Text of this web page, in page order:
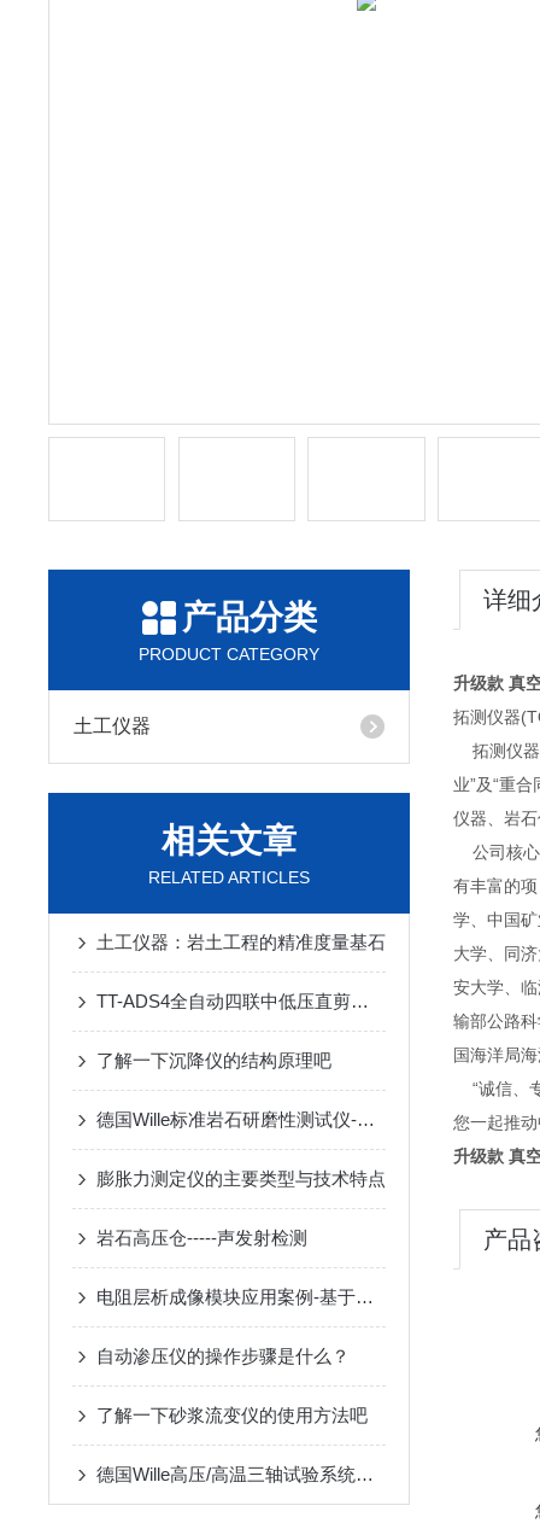
产品分类
PRODUCT CATEGORY
土工仪器
相关文章
RELATED ARTICLES
土工仪器：岩土工程的精准度量基石
TT-ADS4全自动四联中低压直剪仪-苏州拓测仪器设备有限公司
了解一下沉降仪的结构原理吧
德国Wille标准岩石研磨性测试仪-苏州拓测仪器设备有限公司
膨胀力测定仪的主要类型与技术特点
岩石高压仓-----声发射检测
电阻层析成像模块应用案例-基于电阻率层析成像的三维旋喷灌注加固形态监测
自动渗压仪的操作步骤是什么？
了解一下砂浆流变仪的使用方法吧
德国Wille高压/高温三轴试验系统特点
详细
升级款 真
拓测仪器
拓测仪器
业”及“重
仪器、岩
公司核心
有丰富的
学、中国
大学、同
安大学、
输部公路
国海洋局
“诚信、
您一起推
升级款 真
产品